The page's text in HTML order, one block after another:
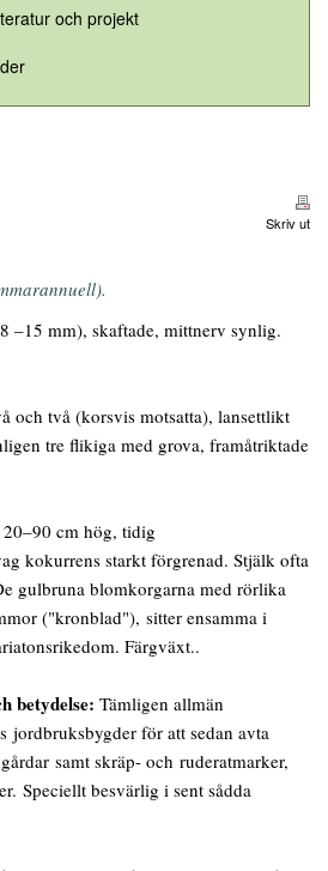
och projekt
Skriv ut
–15 mm), skaftade, mittnerv synlig.
och två (korsvis motsatta), lansettlikt
tre flikiga med grova, framåtriktade
cm hög, tidig
kokurrens starkt förgrenad. Stjälk ofta
gulbruna blomkorgarna med rörlika
("kronblad"), sitter ensamma i
Färgväxt..
betydelse: Tämligen allmän
jordbruksbygder för att sedan avta
samt skräp- och ruderatmarker,
Speciellt besvärlig i sent sådda